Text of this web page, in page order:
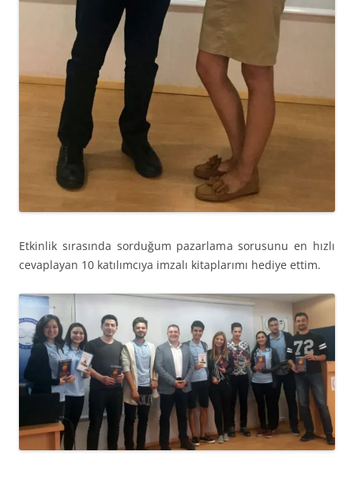
Etkinlik sırasında sorduğum pazarlama sorusunu en hızlı
cevaplayan 10 katılımcıya imzalı kitaplarımı hediye ettim.